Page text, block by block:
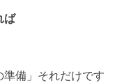
ば
備」それだけです